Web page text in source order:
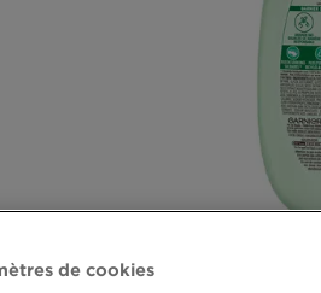
de cookies